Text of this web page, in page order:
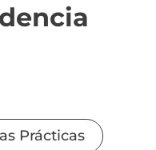
Prácticas